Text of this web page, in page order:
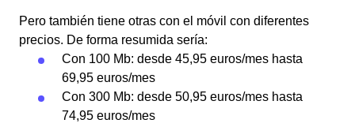
Pero también tiene otras con el móvil con diferentes
precios. De forma resumida sería:
Con 100 Mb: desde 45,95 euros/mes hasta
69,95 euros/mes
Con 300 Mb: desde 50,95 euros/mes hasta
74,95 euros/mes